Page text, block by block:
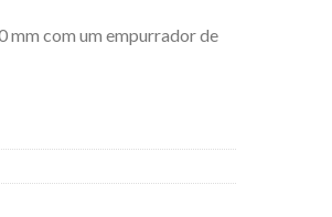
mm com um empurrador de